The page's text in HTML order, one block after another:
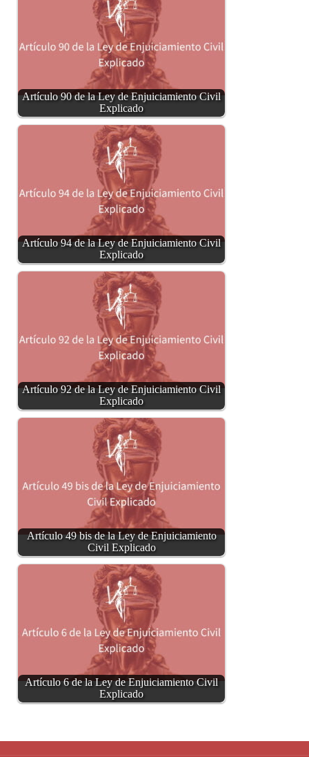
Artículo 90 de la Ley de Enjuiciamiento Civil
Explicado
Artículo 94 de la Ley de Enjuiciamiento Civil
Explicado
Artículo 92 de la Ley de Enjuiciamiento Civil
Explicado
Artículo 49 bis de la Ley de Enjuiciamiento
Civil Explicado
Artículo 6 de la Ley de Enjuiciamiento Civil
Explicado